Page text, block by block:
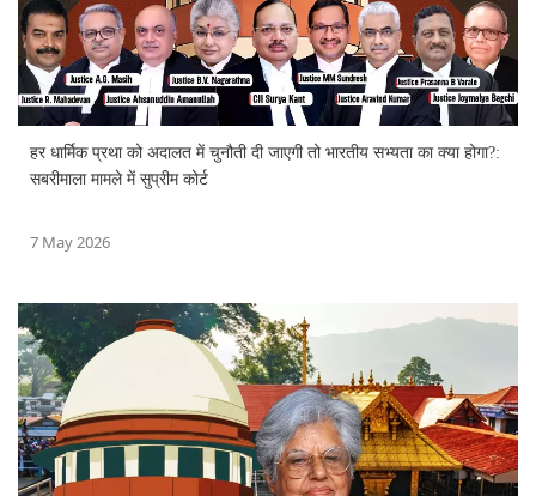
हर धार्मिक प्रथा को अदालत में चुनौती दी जाएगी तो भारतीय सभ्यता का क्या होगा?:
सबरीमाला मामले में सुप्रीम कोर्ट
7 May 2026